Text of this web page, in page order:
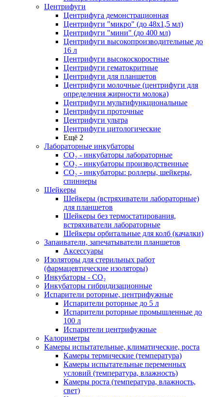
Центрифуги
Центрифуга демонстрационная
Центрифуги "микро" (до 48x1,5 мл)
Центрифуги "мини" (до 400 мл)
Центрифуги высокопроизводительные до
16 л
Центрифуги высокоскоростные
Центрифуги гематокритные
Центрифуги для планшетов
Центрифуги молочные (центрифуги для
определения жирности молока)
Центрифуги мультифункциональные
Центрифуги проточные
Центрифуги ультра
Центрифуги цитологические
Ещё 2
Лабораторные инкубаторы
СО₂ - инкубаторы лабораторные
СО₂ - инкубаторы производственные
СО₂ - инкубаторы: роллеры, шейкеры,
спиннеры
Шейкеры
Шейкеры (встряхиватели лабораторные)
для планшетов
Шейкеры без термостатирования,
встряхиватели лабораторные
Шейкеры орбитальные для колб (качалки)
Запаиватели, запечатыватели планшетов
Аксессуары
Изоляторы для стерильных работ
(фармацевтические изоляторы)
Инкубаторы - CO₂
Инкубаторы гибридизационные
Испарители роторные, центрифужные
Испарители роторные до 5 л
Испарители роторные промышленные до
100 л
Испарители центрифужные
Калориметры
Камеры испытательные, климатические, роста
Камеры термические (температура)
Камеры испытательные переменных
условий (температура, влажность)
Камеры роста (температура, влажность,
свет)